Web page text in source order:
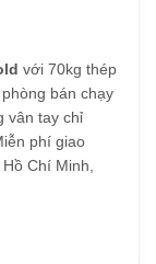
với 70kg thép
bán chạy
vân tay chỉ
phí giao
Chí Minh,